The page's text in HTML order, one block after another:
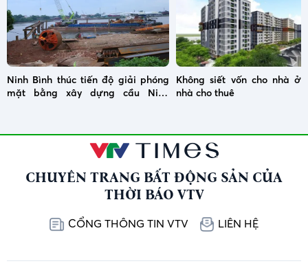
Ninh Bình thúc tiến độ giải phóng
mặt bằng xây dựng cầu Ninh
Không siết vốn cho nhà ở
nhà cho thuê
CHUYÊN TRANG BẤT ĐỘNG SẢN CỦA
THỜI BÁO VTV
CỔNG THÔNG TIN VTV LIÊN HỆ